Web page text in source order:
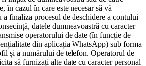
în cazul în care este necesar să vă
a finaliza procesul de deschidere a contului
datele dumneavoastră cu caracter
operatorului de date (în funcție de
din aplicația WhatsApp) sub forma
și a numărului de telefon. Operatorul de
să furnizați alte date cu caracter personal